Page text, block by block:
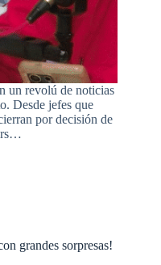
un revolú de noticias
Desde jefes que
por decisión de
grandes sorpresas!